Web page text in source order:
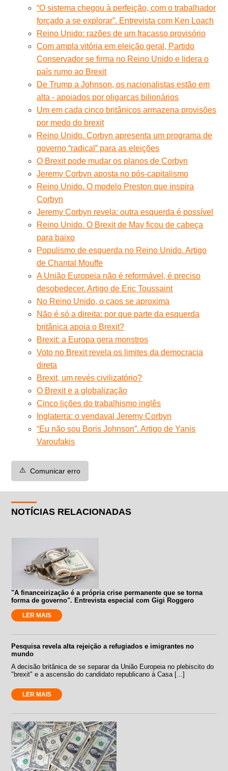
“O sistema chegou à perfeição, com o trabalhador
forçado a se explorar”. Entrevista com Ken Loach
Reino Unido: razões de um fracasso provisório
Com ampla vitória em eleição geral, Partido
Conservador se firma no Reino Unido e lidera o
país rumo ao Brexit
De Trump a Johnson, os nacionalistas estão em
alta - apoiados por oligarcas bilionários
Um em cada cinco britânicos armazena provisões
por medo do brexit
Reino Unido. Corbyn apresenta um programa de
governo “radical” para as eleições
O Brexit pode mudar os planos de Corbyn
Jeremy Corbyn aposta no pós-capitalismo
Reino Unido. O modelo Preston que inspira
Corbyn
Jeremy Corbyn revela: outra esquerda é possível
Reino Unido. O Brexit de May ficou de cabeça
para baixo
Populismo de esquerda no Reino Unido. Artigo
de Chantal Mouffe
A União Europeia não é reformável, é preciso
desobedecer. Artigo de Eric Toussaint
No Reino Unido, o caos se aproxima
Não é só a direita: por que parte da esquerda
britânica apoia o Brexit?
Brexit: a Europa gera monstros
Voto no Brexit revela os limites da democracia
direta
Brexit, um revés civilizatório?
O Brexit e a globalização
Cinco lições do trabalhismo inglês
Inglaterra: o vendaval Jeremy Corbyn
“Eu não sou Boris Johnson”. Artigo de Yanis
Varoufakis
⚠️ Comunicar erro
NOTÍCIAS RELACIONADAS
"A financeirização é a própria crise permanente que se torna
forma de governo". Entrevista especial com Gigi Roggero
LER MAIS
Pesquisa revela alta rejeição a refugiados e imigrantes no
mundo
A decisão britânica de se separar da União Europeia no plebiscito do
"brexit" e a ascensão do candidato republicano à Casa [...]
LER MAIS